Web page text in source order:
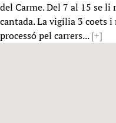
del Carme. Del 7 al 15 se
cantada. La vigília 3 coets
processó pel carrers...[+]